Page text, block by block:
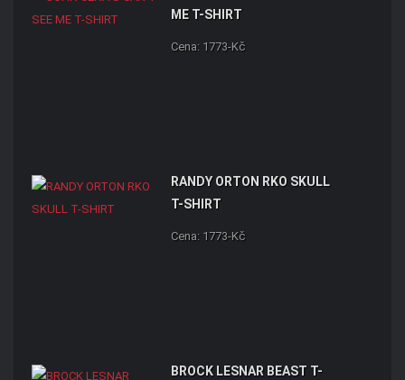
ME T-SHIRT
Cena: 1773-Kč
RANDY ORTON RKO SKULL
T-SHIRT
Cena: 1773-Kč
BROCK LESNAR BEAST T-